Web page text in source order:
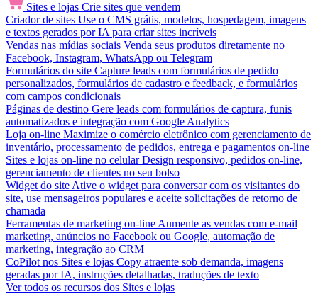
Sites e lojas Crie sites que vendem
Criador de sites Use o CMS grátis, modelos, hospedagem, imagens
e textos gerados por IA para criar sites incríveis
Vendas nas mídias sociais Venda seus produtos diretamente no
Facebook, Instagram, WhatsApp ou Telegram
Formulários do site Capture leads com formulários de pedido
personalizados, formulários de cadastro e feedback, e formulários
com campos condicionais
Páginas de destino Gere leads com formulários de captura, funis
automatizados e integração com Google Analytics
Loja on-line Maximize o comércio eletrônico com gerenciamento de
inventário, processamento de pedidos, entrega e pagamentos on-line
Sites e lojas on-line no celular Design responsivo, pedidos on-line,
gerenciamento de clientes no seu bolso
Widget do site Ative o widget para conversar com os visitantes do
site, use mensageiros populares e aceite solicitações de retorno de
chamada
Ferramentas de marketing on-line Aumente as vendas com e-mail
marketing, anúncios no Facebook ou Google, automação de
marketing, integração ao CRM
CoPilot nos Sites e lojas Copy atraente sob demanda, imagens
geradas por IA, instruções detalhadas, traduções de texto
Ver todos os recursos dos Sites e lojas